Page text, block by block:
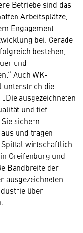
Betriebe sind das
Arbeitsplätze,
Engagement
bei. Gerade
bestehen,
und
Auch WK-
unterstrich die
ausgezeichneten
und tief
sichern
und tragen
Spittal wirtschaftlich
Greifenburg und
Bandbreite der
ausgezeichneten
über